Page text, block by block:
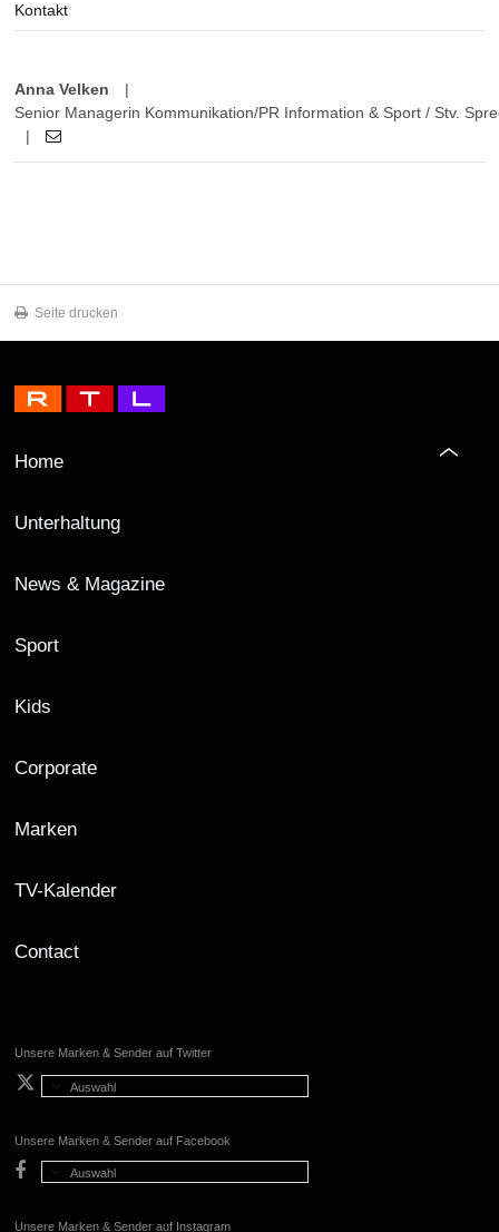
Kontakt
Anna Velken
|
Senior Managerin Kommunikation/PR Information & Sport / Stv.
|
Seite drucken
Home
Unterhaltung
News & Magazine
Sport
Kids
Corporate
Marken
TV-Kalender
Contact
Unsere Marken & Sender auf Twitter
Auswahl
Unsere Marken & Sender auf Facebook
Auswahl
Unsere Marken & Sender auf Instagram